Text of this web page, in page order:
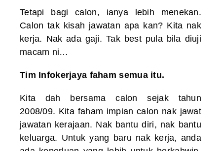
Tetapi bagi calon, ianya lebih menekan.
Calon tak kisah jawatan apa kan? Kita nak
kerja. Nak ada gaji. Tak best pula bila diuji
macam ni…
Tim Infokerjaya faham semua itu.
Kita dah bersama calon sejak tahun
2008/09. Kita faham impian calon nak jawat
jawatan kerajaan. Nak bantu diri, nak bantu
keluarga. Untuk yang baru nak kerja, anda